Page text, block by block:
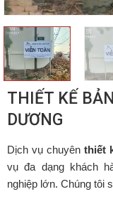
THIẾT KẾ
DƯƠNG
Dịch vụ chuyên thiết
vụ đa dạng khách
nghiệp lớn. Chúng tôi